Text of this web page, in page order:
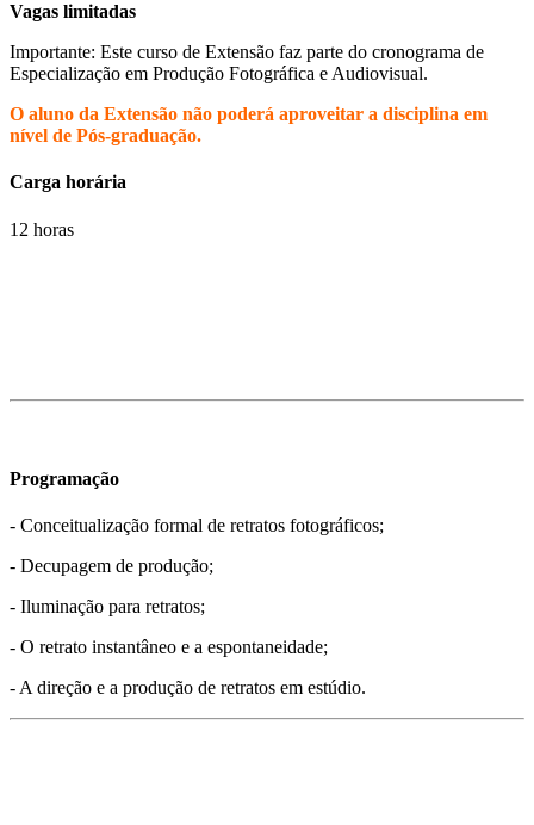
Vagas limitadas
Importante: Este curso de Extensão faz parte do cronograma de
Especialização em Produção Fotográfica e Audiovisual.
O aluno da Extensão não poderá aproveitar a disciplina em
nível de Pós-graduação.
Carga horária
12 horas
Programação
- Conceitualização formal de retratos fotográficos;
- Decupagem de produção;
- Iluminação para retratos;
- O retrato instantâneo e a espontaneidade;
- A direção e a produção de retratos em estúdio.